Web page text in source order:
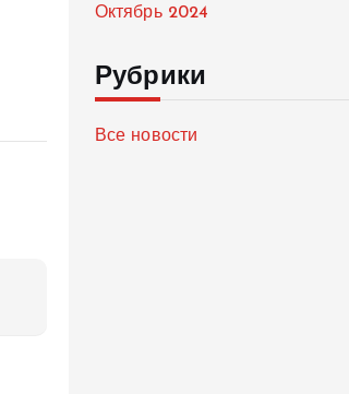
Октябрь 2024
Рубрики
Все новости